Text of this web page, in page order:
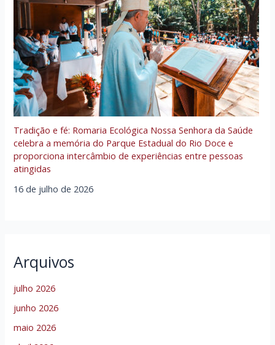
Tradição e fé: Romaria Ecológica Nossa Senhora da Saúde
celebra a memória do Parque Estadual do Rio Doce e
proporciona intercâmbio de experiências entre pessoas
atingidas
16 de julho de 2026
Arquivos
julho 2026
junho 2026
maio 2026